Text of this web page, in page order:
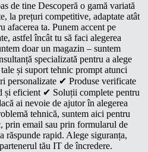
de tine Descoperă o gamă variată
la prețuri competitive, adaptate atât
afacerea ta. Punem accent pe
astfel încât tu să faci alegerea
doar un magazin – suntem
specializată pentru a alege
și suport tehnic prompt atunci
personalizate ✔ Produse verificate
și eficient ✔ Soluții complete pentru
ai nevoie de ajutor în alegerea
tehnică, suntem aici pentru
prin email sau prin formularul de
răspunde rapid. Alege siguranța,
tău IT de încredere.